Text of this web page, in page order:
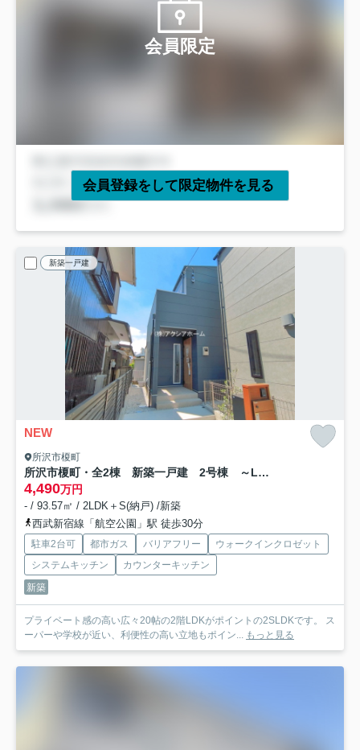
会員限定
会員登録をして限定物件を見る
新築一戸建
NEW
所沢市榎町
所沢市榎町・全2棟 新築一戸建 2号棟 ～LDK20帖～
4,490万円
- / 93.57㎡ / 2LDK＋S(納戸) /新築
西武新宿線「航空公園」駅 徒歩30分
駐車2台可 都市ガス バリアフリー
ウォークインクロゼット
システムキッチン
カウンターキッチン
新築
プライベート感の高い広々20帖の2階LDKがポイントの2SLDKです。 ス
ーパーや学校が近い、利便性の高い立地もポイン... もっと見る